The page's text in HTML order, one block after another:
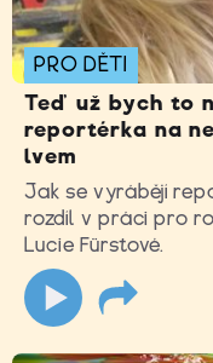
PRO DĚTI
Teď už bych to
reportérka na
lvem
Jak se vyrábějí
rozdíl v práci pro
Lucie Fürstové.